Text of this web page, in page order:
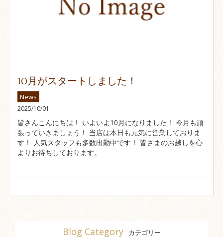
10月がスタートしました！
News
2025/10/01
皆さんこんにちは！ いよいよ10月になりました！ 今月も頑
張っていきましょう！ 当店は本日も元気に営業しておりま
す！ 人気スタッフも多数出勤中です！ 皆さまのお越しを心
よりお待ちしております。
Blog Category カテゴリー